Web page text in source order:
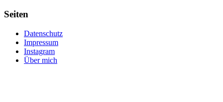
Seiten
Datenschutz
Impressum
Instagram
Über mich